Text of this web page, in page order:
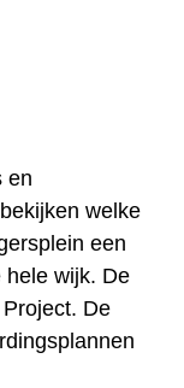
en
welke
een
hele wijk. De
De